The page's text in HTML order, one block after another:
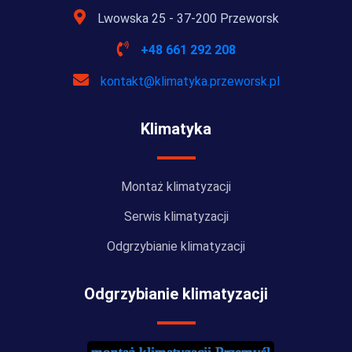
Lwowska 25 - 37-200 Przeworsk
+48 661 292 208
kontakt@klimatyka.przeworsk.pl
Klimatyka
Montaż klimatyzacji
Serwis klimatyzacji
Odgrzybianie klimatyzacji
Odgrzybianie klimatyzacji